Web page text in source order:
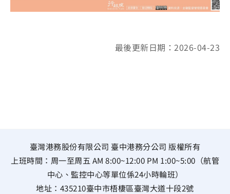
最後更新日期：2026-04-23
臺灣港務股份有限公司 臺中港務分公司 版權所有
上班時間：周一至周五 AM 8:00~12:00 PM 1:00~5:00（航管
中心、監控中心等單位係24小時輪班）
地址： 435210臺中市梧棲區臺灣大道十段2號